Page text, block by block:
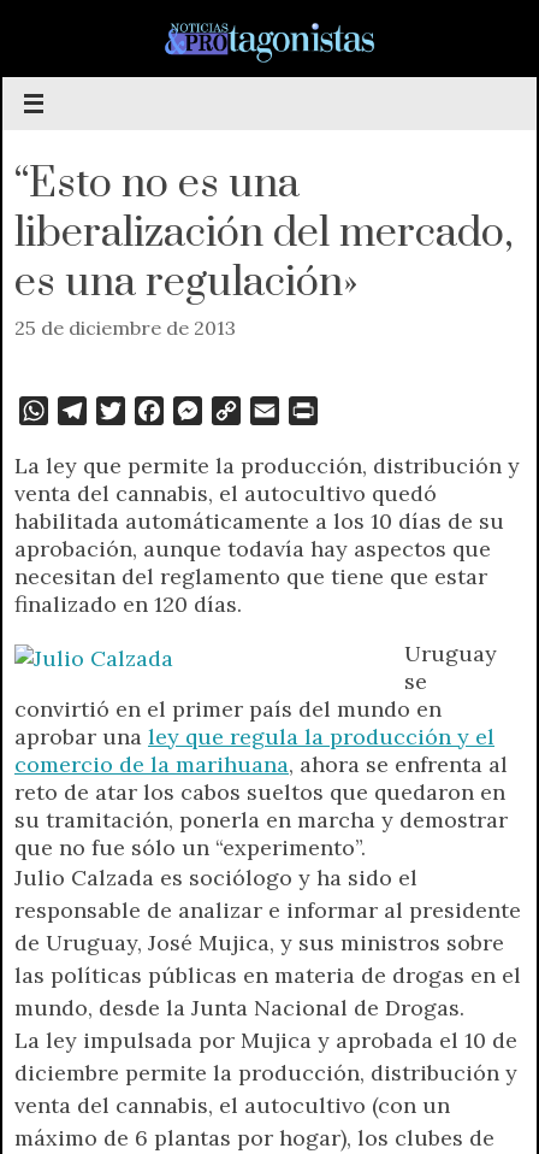
contenido
“Esto no es una
liberalización del mercado,
es una regulación»
25 de diciembre de 2013
W
a
t
s
A
p
p
l
e
g
r
a
m
i
t
t
e
r
c
e
b
o
o
k
M
s
s
e
n
g
e
p
y
L
i
n
a
i
l
i
n
t
F
r
d
l
y
La ley que permite la producción, distribución y
venta del cannabis, el autocultivo quedó
habilitada automáticamente a los 10 días de su
aprobación, aunque todavía hay aspectos que
necesitan del reglamento que tiene que estar
finalizado en 120 días.
Uruguay
se
convirtió en el primer país del mundo en
aprobar una ley que regula la producción y el
comercio de la marihuana, ahora se enfrenta al
reto de atar los cabos sueltos que quedaron en
su tramitación, ponerla en marcha y demostrar
que no fue sólo un “experimento”.
Julio Calzada es sociólogo y ha sido el
responsable de analizar e informar al presidente
de Uruguay, José Mujica, y sus ministros sobre
las políticas públicas en materia de drogas en el
mundo, desde la Junta Nacional de Drogas.
La ley impulsada por Mujica y aprobada el 10 de
diciembre permite la producción, distribución y
venta del cannabis, el autocultivo (con un
máximo de 6 plantas por hogar), los clubes de